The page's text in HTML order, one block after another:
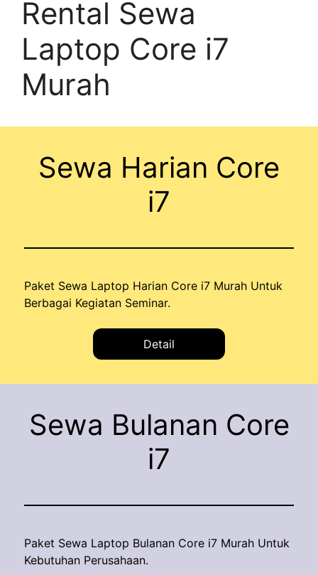
Rental Sewa
Laptop Core i7
Murah
Sewa Harian Core
i7
Paket Sewa Laptop Harian Core i7 Murah Untuk
Berbagai Kegiatan Seminar.
Detail
Sewa Bulanan Core
i7
Paket Sewa Laptop Bulanan Core i7 Murah Untuk
Kebutuhan Perusahaan.